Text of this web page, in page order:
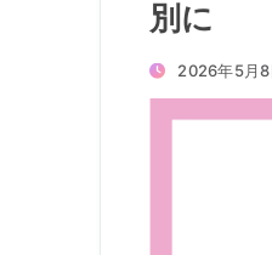
別に
2026年5月8